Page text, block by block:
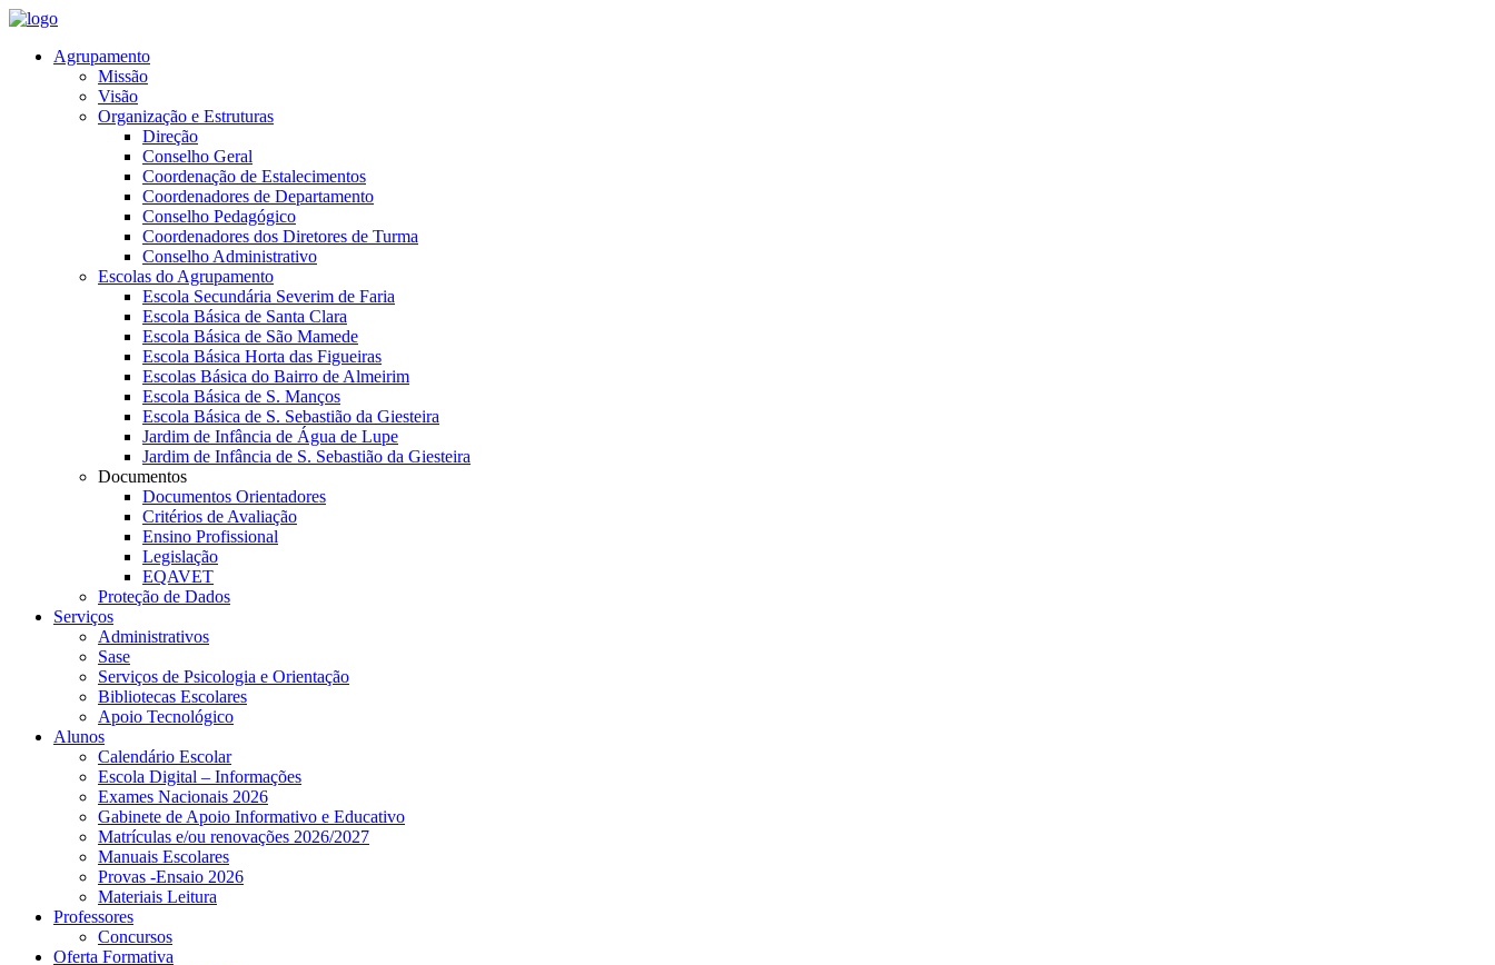
Agrupamento
Missão
Visão
Organização e Estruturas
Direção
Conselho Geral
Coordenação de Estalecimentos
Coordenadores de Departamento
Conselho Pedagógico
Coordenadores dos Diretores de Turma
Conselho Administrativo
Escolas do Agrupamento
Escola Secundária Severim de Faria
Escola Básica de Santa Clara
Escola Básica de São Mamede
Escola Básica Horta das Figueiras
Escolas Básica do Bairro de Almeirim
Escola Básica de S. Manços
Escola Básica de S. Sebastião da Giesteira
Jardim de Infância de Água de Lupe
Jardim de Infância de S. Sebastião da Giesteira
Documentos
Documentos Orientadores
Critérios de Avaliação
Ensino Profissional
Legislação
EQAVET
Proteção de Dados
Serviços
Administrativos
Sase
Serviços de Psicologia e Orientação
Bibliotecas Escolares
Apoio Tecnológico
Alunos
Calendário Escolar
Escola Digital – Informações
Exames Nacionais 2026
Gabinete de Apoio Informativo e Educativo
Matrículas e/ou renovações 2026/2027
Manuais Escolares
Provas -Ensaio 2026
Materiais Leitura
Professores
Concursos
Oferta Formativa